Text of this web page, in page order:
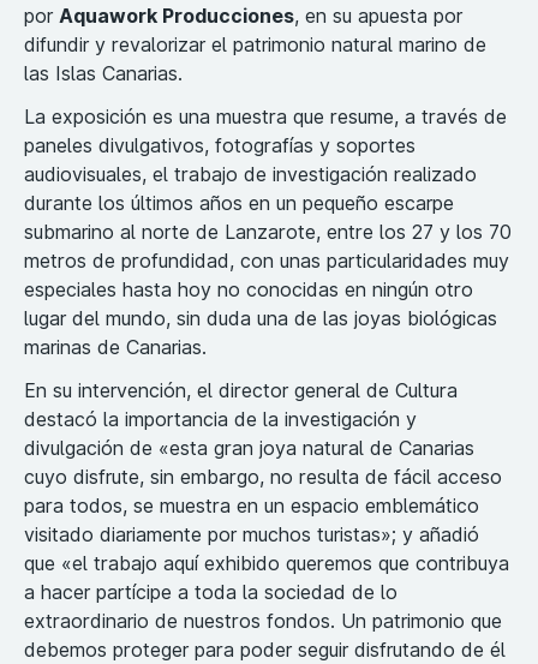
por Aquawork Producciones, en su apuesta por
difundir y revalorizar el patrimonio natural marino de
las Islas Canarias.
La exposición es una muestra que resume, a través de
paneles divulgativos, fotografías y soportes
audiovisuales, el trabajo de investigación realizado
durante los últimos años en un pequeño escarpe
submarino al norte de Lanzarote, entre los 27 y los 70
metros de profundidad, con unas particularidades muy
especiales hasta hoy no conocidas en ningún otro
lugar del mundo, sin duda una de las joyas biológicas
marinas de Canarias.
En su intervención, el director general de Cultura
destacó la importancia de la investigación y
divulgación de «esta gran joya natural de Canarias
cuyo disfrute, sin embargo, no resulta de fácil acceso
para todos, se muestra en un espacio emblemático
visitado diariamente por muchos turistas»; y añadió
que «el trabajo aquí exhibido queremos que contribuya
a hacer partícipe a toda la sociedad de lo
extraordinario de nuestros fondos. Un patrimonio que
debemos proteger para poder seguir disfrutando de él